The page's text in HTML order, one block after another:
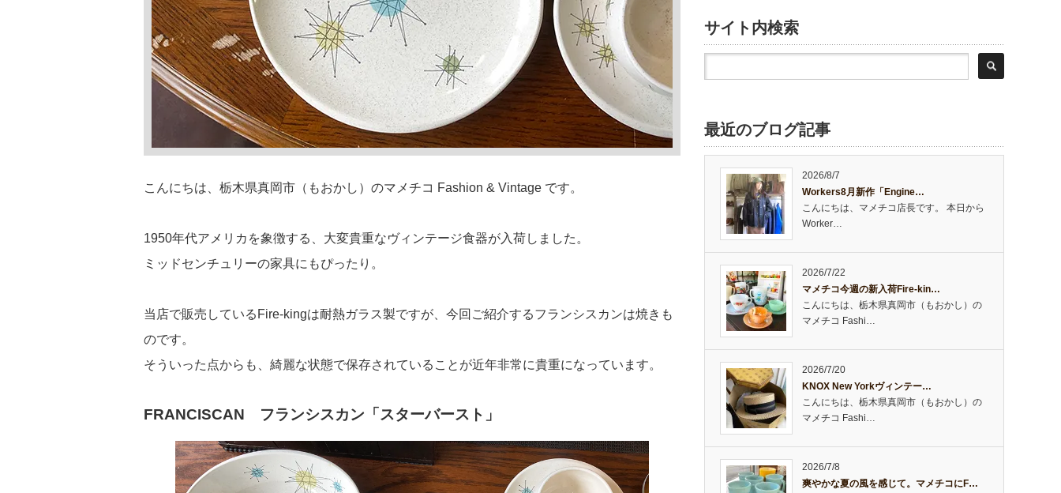
こんにちは、栃木県真岡市（もおかし）のマメチコ Fashion & Vintage です。
1950年代アメリカを象徴する、大変貴重なヴィンテージ食器が入荷しました。
ミッドセンチュリーの家具にもぴったり。
当店で販売しているFire-kingは耐熱ガラス製ですが、今回ご紹介するフランシスカンは焼きも
のです。
そういった点からも、綺麗な状態で保存されていることが近年非常に貴重になっています。
FRANCISCAN フランシスカン「スターバースト」
サイト内検索
最近のブログ記事
2026/8/7
Workers8月新作「Engine…
こんにちは、マメチコ店長です。 本日から
Worker…
2026/7/22
マメチコ今週の新入荷Fire-kin…
こんにちは、栃木県真岡市（もおかし）の
マメチコ Fashi…
2026/7/20
KNOX New Yorkヴィンテー…
こんにちは、栃木県真岡市（もおかし）の
マメチコ Fashi…
2026/7/8
爽やかな夏の風を感じて。マメチコにF…